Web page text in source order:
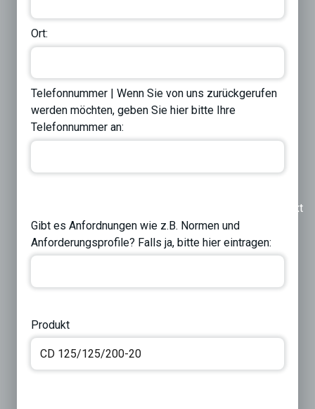
Ort:
Telefonnummer | Wenn Sie von uns zurückgerufen
werden möchten, geben Sie hier bitte Ihre
Telefonnummer an:
Next
Gibt es Anfordnungen wie z.B. Normen und
Anforderungsprofile? Falls ja, bitte hier eintragen:
Produkt